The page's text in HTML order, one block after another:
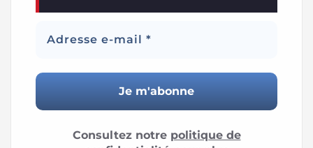
Consultez notre politique de